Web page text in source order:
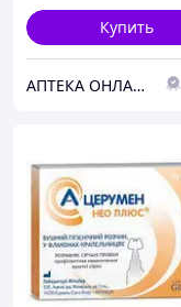
Купить
АПТЕКА ОНЛАЙН ТЕХМЕДСЕРВІС